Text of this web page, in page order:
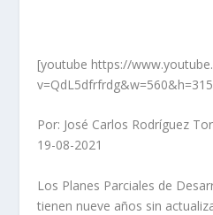
[youtube https://
Por: José Carlos Rodríguez
19-08-2021
Los Planes Parciales de
tienen nueve años sin